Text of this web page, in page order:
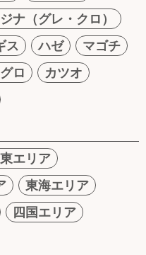
ナ（グレ・クロ）
ス ハゼ
マゴチ
ロ
カツオ
エリア
東海エリア
四国エリア